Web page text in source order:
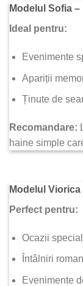
Modelul Sofia
Ideal pentru:
Evenimente
Apariții
Ținute de
Recomandare:
haine simple
Modelul
Perfect pentru:
Ocazii
Întâlniri
Evenimente